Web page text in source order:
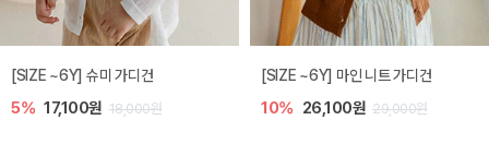
밀라 아기 점프수트
10% 30,600원 34,000원
밀라 아기 셋업
20% 35,200원 44,000원